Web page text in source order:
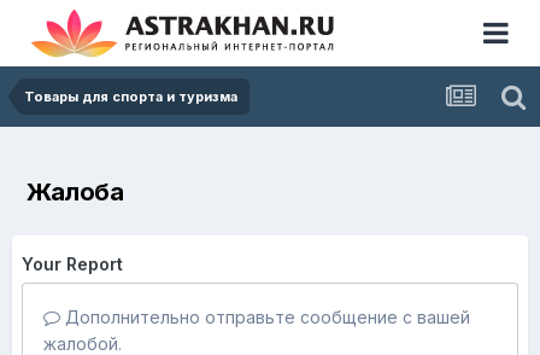
Товары для спорта и туризма
Жалоба
Your Report
Дополнительно отправьте сообщение с вашей
жалобой.